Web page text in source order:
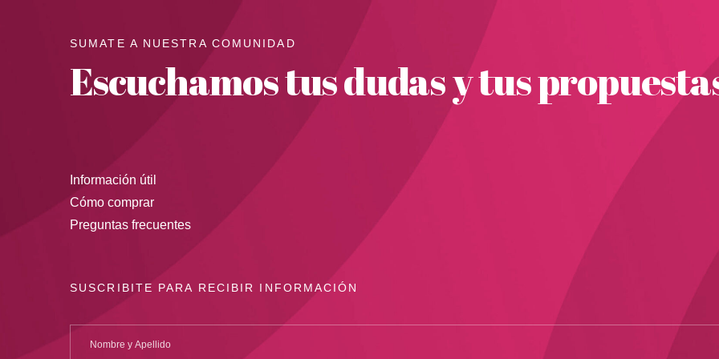
SUMATE A NUESTRA COMUNIDAD
Escuchamos tus dudas y tus
Información útil
Cómo comprar
Preguntas frecuentes
SUSCRIBITE PARA RECIBIR INFORMACIÓN